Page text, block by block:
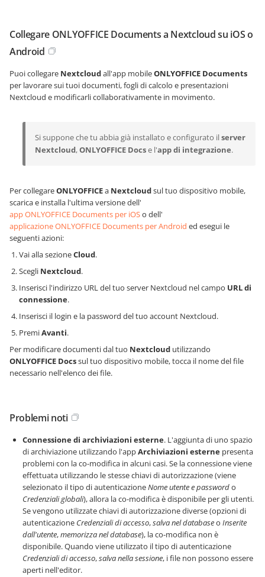
Collegare ONLYOFFICE Documents a Nextcloud su iOS o
Android
Puoi collegare Nextcloudall'app mobileONLYOFFICE Documents
per lavorare sui tuoi documenti, fogli di calcolo e presentazioni
Nextcloud e modificarli collaborativamente in movimento.
Si suppone che tu abbia già installato e configurato ilserver
Nextcloud,ONLYOFFICE Docse l'app di integrazione.
Per collegareONLYOFFICEa Nextcloudsul tuo dispositivo mobile,
scarica e installa l'ultima versione dell'
app ONLYOFFICE Documents per iOSo dell'
applicazione ONLYOFFICE Documents per Android ed esegui le
seguenti azioni:
Vai alla sezioneCloud.
Scegli Nextcloud.
Inserisci l'indirizzo URL del tuo server Nextcloud nel campo URL di
connessione.
Inserisci il login e la password del tuo account Nextcloud.
PremiAvanti.
Per modificare documenti dal tuo Nextcloud utilizzando
ONLYOFFICE Docssul tuo dispositivo mobile, tocca il nome del file
necessario nell'elenco dei file.
Problemi noti
Connessione di archiviazioni esterne. L'aggiunta di uno spazio
di archiviazione utilizzando l'appArchiviazioni esterne presenta
problemi con la co-modifica in alcuni casi. Se la connessione viene
effettuata utilizzando le stesse chiavi di autorizzazione (viene
selezionato il tipo di autenticazioneNome utente e passwordo
Credenziali globali), allora la co-modifica è disponibile per gli utenti.
Se vengono utilizzate chiavi di autorizzazione diverse (opzioni di
autenticazione Credenziali di accesso,salva nel databaseo Inserite
dall'utente,memorizza nel database), la co-modifica non è
disponibile. Quando viene utilizzato il tipo di autenticazione
Credenziali di accesso,salva nella sessione, i file non possono essere
aperti nell'editor.